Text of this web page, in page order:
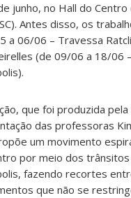
junho, no Hall do
Antes disso, os
a 06/06 – Travessa
(de 09/06 a 18/06
que foi produzida
das professoras
um movimento
por meio dos
fazendo recortes
que não se